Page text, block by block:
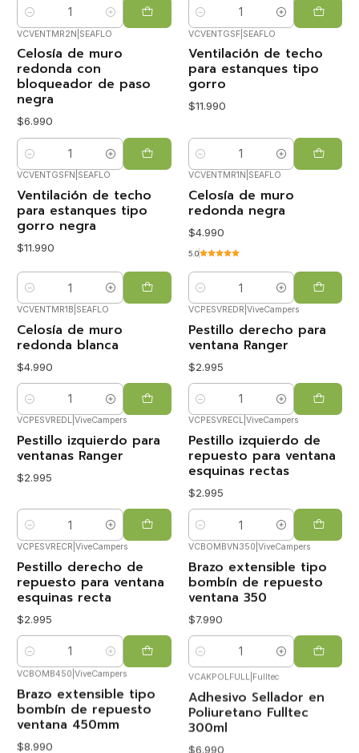
Cantidad Cantidad
VCVENTMR2N SEAFLO
Celosía de muro
redonda con
bloqueador de paso
negra
$6.990
Cantidad
VCVENTGSF| SEAFLO
Ventilación de techo
para estanques tipo
gorro
$11.990
Cantidad
VCVENTGSFN SEAFLO
Ventilación de techo
para estanques tipo
gorro negra
$11.990
Cantidad
VCVENTMR1N SEAFLO
Celosía de muro
redonda negra
$4.990
5.0
Cantidad
VCVENTMR1B SEAFLO
Celosía de muro
redonda blanca
$4.990
Cantidad
VCPESVREDR ViveCampers
Pestillo derecho para
ventana Ranger
$2.995
Cantidad
VCPESVREDL ViveCampers
Pestillo izquierdo para
ventanas Ranger
$2.995
Cantidad
VCPESVRECL| ViveCampers
Pestillo izquierdo de
repuesto para ventana
esquinas rectas
$2.995
Cantidad
VCPESVRECR ViveCampers
Pestillo derecho de
repuesto para ventana
esquinas recta
$2.995
Cantidad
VCBOMBVN350 ViveCampers
Brazo extensible tipo
bombín de repuesto
ventana 350
$7.990
Cantidad
VCBOMB450 ViveCampers
Brazo extensible tipo
bombín de repuesto
ventana 450mm
$8.990
VCAKPOLFULL |Fulltec
Adhesivo Sellador en
Poliuretano Fulltec
300ml
$6.990